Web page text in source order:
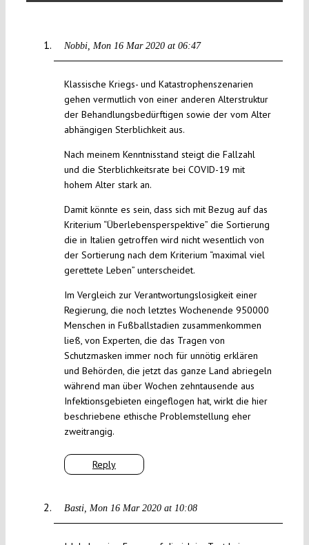
Nobbi Mon 16 Mar 2020 at 06:47
Reply
Klassische Kriegs- und Katastrophenszenarien
gehen vermutlich von einer anderen Alterstruktur
der Behandlungsbedürftigen sowie der vom Alter
abhängigen Sterblichkeit aus.
Nach meinem Kenntnisstand steigt die Fallzahl
und die Sterblichkeitsrate bei COVID-19 mit
hohem Alter stark an.
Damit könnte es sein, dass sich mit Bezug auf das
Kriterium “Überlebensperspektive” die Sortierung
die in Italien getroffen wird nicht wesentlich von
der Sortierung nach dem Kriterium “maximal viel
gerettete Leben” unterscheidet.
Im Vergleich zur Verantwortungslosigkeit einer
Regierung, die noch letztes Wochenende 950000
Menschen in Fußballstadien zusammenkommen
ließ, von Experten, die das Tragen von
Schutzmasken immer noch für unnötig erklären
und Behörden, die jetzt das ganze Land abriegeln
während man über Wochen zehntausende aus
Infektionsgebieten eingeflogen hat, wirkt die hier
beschriebene ethische Problemstellung eher
zweitrangig.
Basti Mon 16 Mar 2020 at 10:08